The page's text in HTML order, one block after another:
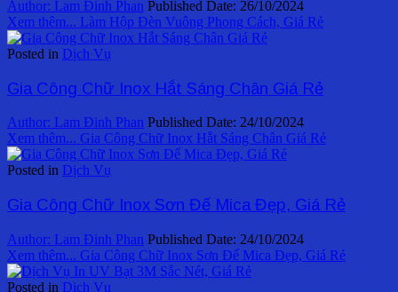
Author: Lam Đinh Phan Published Date: 26/10/2024
Xem thêm... Làm Hộp Đèn Vuông Phong Cách, Giá Rẻ
Posted in Dịch Vụ
Gia Công Chữ Inox Hắt Sáng Chân Giá Rẻ
Author: Lam Đinh Phan Published Date: 24/10/2024
Xem thêm... Gia Công Chữ Inox Hắt Sáng Chân Giá Rẻ
Posted in Dịch Vụ
Gia Công Chữ Inox Sơn Đế Mica Đẹp, Giá Rẻ
Author: Lam Đinh Phan Published Date: 24/10/2024
Xem thêm... Gia Công Chữ Inox Sơn Đế Mica Đẹp, Giá Rẻ
Posted in Dịch Vụ